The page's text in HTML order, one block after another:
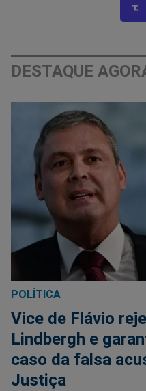
DESTAQUE
POLÍTICA
Vice de Flávio
Lindbergh e
caso da falsa
Justiça